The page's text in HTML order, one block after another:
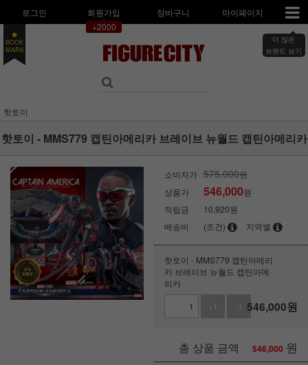
로그인
회원가입
+2000
장바구니 마이페이지
더 많은
브랜드 보기
BOOK
MARK
핫토이
핫토이 - MMS779 캡틴아메리카 브레이브 뉴월드 캡틴아메리카
소비자가 575,000원
상품가
546,000원
적립금
10,920원
배송비
(조건) 지역별
핫토이 - MMS779 캡틴아메리
카 브레이브 뉴월드 캡틴아메
리카
+1
-1 546,000원
총 상품 금액 546,000 원